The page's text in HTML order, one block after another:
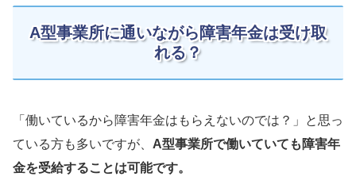
A型事業所に通いながら障害年金は受け取
れる？
「働いているから障害年金はもらえないのでは？」と思っ
ている方も多いですが、 A型事業所で働いていても障害年
金を受給することは可能です。